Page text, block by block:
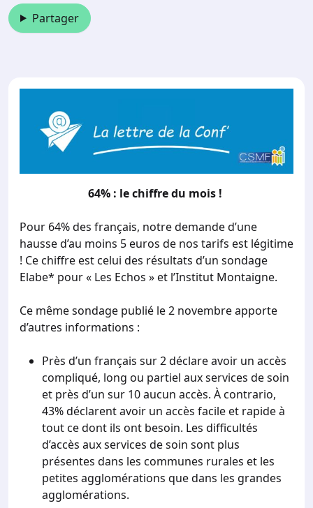
Partager
64% : le chiffre du mois !
Pour 64% des français, notre demande d’une
hausse d’au moins 5 euros de nos tarifs est légitime
! Ce chiffre est celui des résultats d’un sondage
Elabe* pour « Les Echos » et l’Institut Montaigne.
Ce même sondage publié le 2 novembre apporte
d’autres informations :
Près d’un français sur 2 déclare avoir un accès
compliqué, long ou partiel aux services de soin
et près d’un sur 10 aucun accès. À contrario,
43% déclarent avoir un accès facile et rapide à
tout ce dont ils ont besoin. Les difficultés
d’accès aux services de soin sont plus
présentes dans les communes rurales et les
petites agglomérations que dans les grandes
agglomérations.